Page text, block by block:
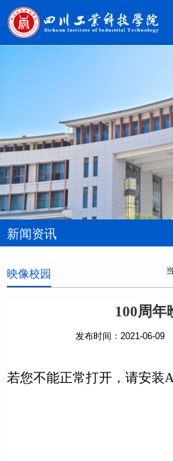
新闻资讯
映像校园
100周年
发布时间：2021-06-
若您不能正常打开，请安装